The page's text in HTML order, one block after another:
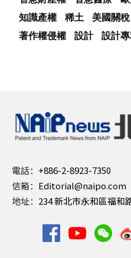
知識產權
稀土 美國關稅
著作權侵權
設計 設計
電話： +886-2-8923-7350
信箱： Editorial@naipo.com
地址： 234 新北市永和區福和